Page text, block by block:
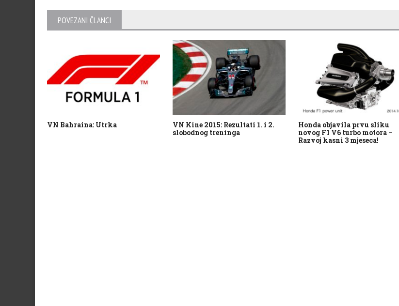
POVEZANI ČLANCI
VN Bahraina: Utrka
VN Kine 2015: Rezultati 1. i 2.
slobodnog treninga
Honda objavila prvu sliku
novog F1 V6 turbo motora –
Razvoj kasni 3 mjeseca!